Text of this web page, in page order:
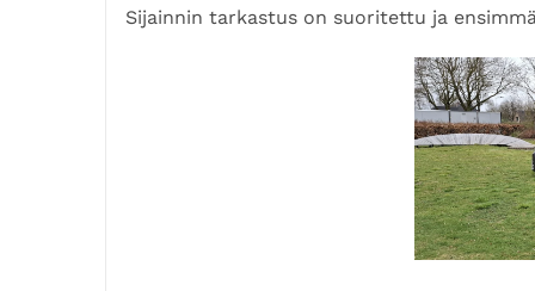
Sijainnin tarkastus on suoritettu ja